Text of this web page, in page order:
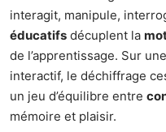
interagit, manipule,
éducatifs décuplent la
de l’apprentissage. Sur
interactif, le déchiffrage
un jeu d’équilibre entre
mémoire et plaisir.